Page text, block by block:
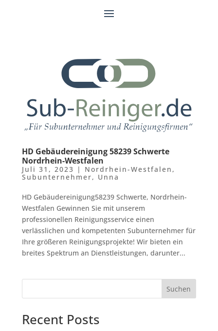
HD Gebäudereinigung 58239 Schwerte
Nordrhein-Westfalen
Juli 31, 2023 | Nordrhein-Westfalen ,
Subunternehmer, Unna
HD Gebäudereinigung58239 Schwerte, Nordrhein-
Westfalen Gewinnen Sie mit unserem
professionellen Reinigungsservice einen
verlässlichen und kompetenten Subunternehmer für
Ihre größeren Reinigungsprojekte! Wir bieten ein
breites Spektrum an Dienstleistungen, darunter...
Suchen
Recent Posts